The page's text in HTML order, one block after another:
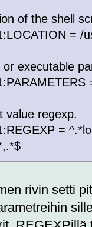
of the shell
= /
or executable
value regexp.
=
rivin setti